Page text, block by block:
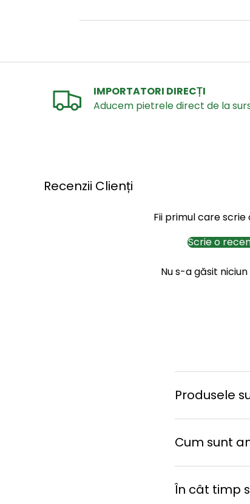
IMPORTATORI DIRECȚI
Aducem pietrele direct de la
Recenzii Clienți
Fii primul care scrie
Scrie o
Nu s-a găsit
Produsele
Cum sunt
În cât timp